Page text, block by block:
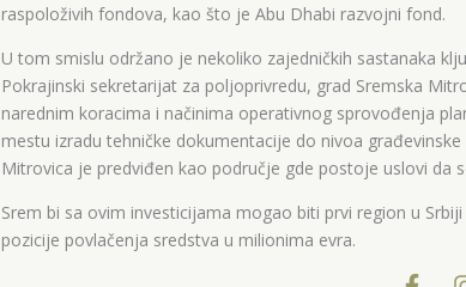
raspoloživih fondova, kao što je Abu Dhabi razvojni fond.
U tom smislu održano je nekoliko zajedničkih sastanaka
Pokrajinski sekretarijat za poljoprivredu, grad Sremska
narednim koracima i načinima operativnog sprovođenja
mestu izradu tehničke dokumentacije do nivoa
Mitrovica je predviđen kao područje gde postoje uslovi da
Srem bi sa ovim investicijama mogao biti prvi region u
pozicije povlačenja sredstva u milionima evra.